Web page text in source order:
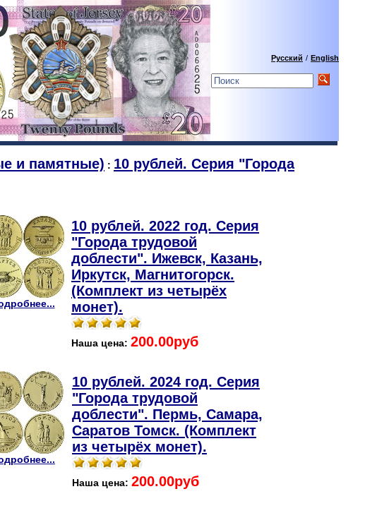
Русский / English
и памятные) : 10 рублей. Серия "Города
10 рублей. 2022 год. Серия
"Города трудовой
доблести". Ижевск, Казань,
Иркутск, Магнитогорск.
(Комплект из четырёх
монет).
Наша цена: 200.00руб
10 рублей. 2024 год. Серия
"Города трудовой
доблести". Пермь, Самара,
Саратов Томск. (Комплект
из четырёх монет).
Наша цена: 200.00руб